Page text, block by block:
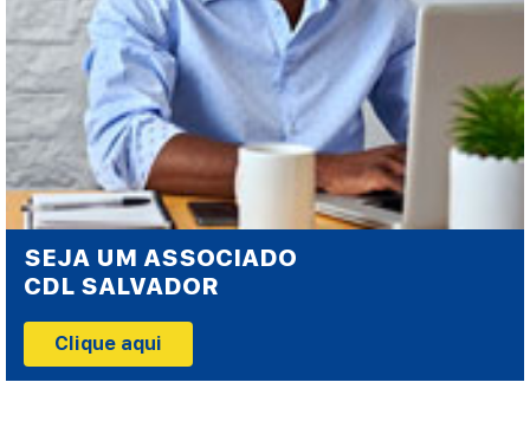
SEJA UM ASSOCIADO
CDL SALVADOR
Clique aqui